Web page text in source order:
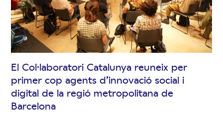
El Col·laboratori Catalunya reuneix per
primer cop agents d’innovació social i
digital de la regió metropolitana de
Barcelona